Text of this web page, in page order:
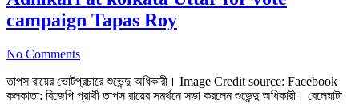
campaign Tapas Roy
No Comments
তাপস রায়ের ভোটপ্রচারে শুভেন্দু অধিকারী। Image Credit source: Facebook
কলকাতা: বিজেপি প্রার্থী তাপস রায়ের সমর্থনে সভা করলেন শুভেন্দু অধিকারী। বেলেঘাটা